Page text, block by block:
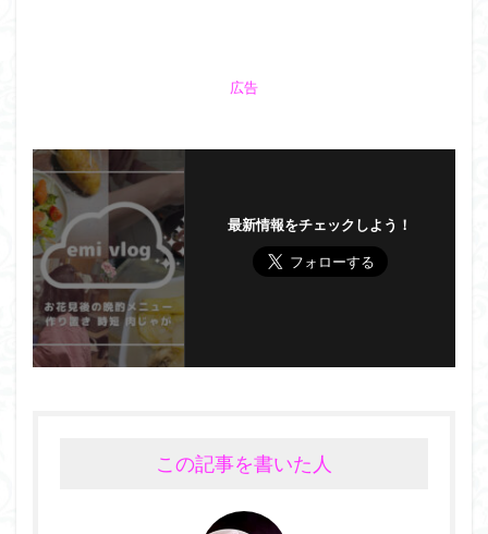
広告
最新情報をチェックしよう！
この記事を書いた人